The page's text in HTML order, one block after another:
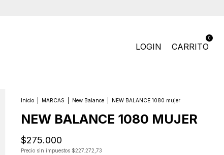
LOGIN CARRITO
0
Inicio MARCAS New Balance NEW BALANCE 1080 mujer
NEW BALANCE 1080 MUJER
$275.000
Precio sin impuestos $227.272,73